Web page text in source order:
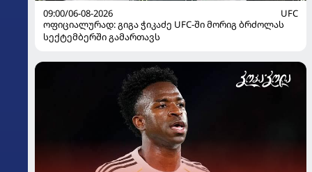
09:00/06-08-2026
UFC
ოფიციალურად: გიგა ჭიკაძე UFC-ში მორიგ ბრძოლას
სექტემბერში გამართავს